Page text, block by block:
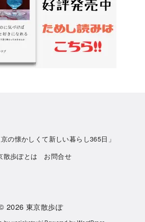
の懐かしくて新しい暮らし365日」
散歩ぽとは
お問合せ
2026 東京散歩ぽ